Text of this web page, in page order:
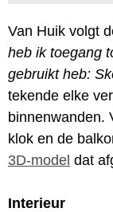
Van Huik volgt
heb ik toegang
gebruikt heb:
tekende elke
binnenwanden.
klok en de
3D-model dat
Interieur